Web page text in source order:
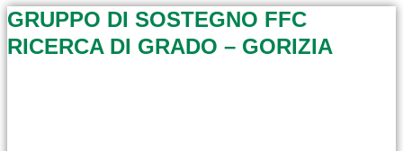
GRUPPO DI SOSTEGNO FFC
RICERCA DI GRADO – GORIZIA